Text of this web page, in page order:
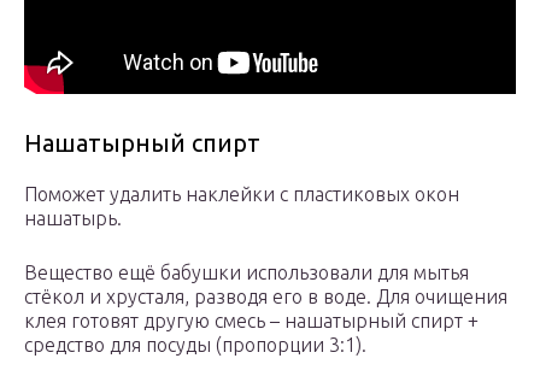
Нашатырный спирт
Поможет удалить наклейки с пластиковых окон
нашатырь.
Вещество ещё бабушки использовали для мытья
стёкол и хрусталя, разводя его в воде. Для очищения
клея готовят другую смесь – нашатырный спирт +
средство для посуды (пропорции 3:1).